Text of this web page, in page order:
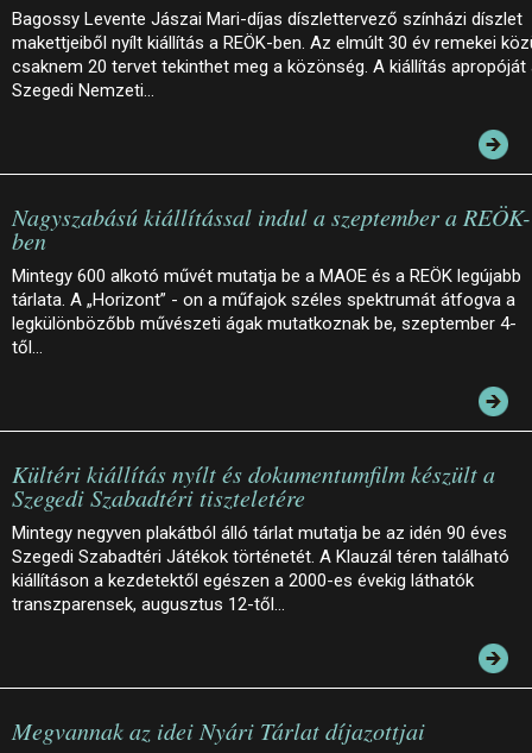
Bagossy Levente Jászai Mari-díjas díszlettervező színházi díszlet
makettjeiből nyílt kiállítás a REÖK-ben. Az elmúlt 30 év remekei
csaknem 20 tervet tekinthet meg a közönség. A kiállítás apropóját
Szegedi Nemzeti…
Nagyszabású kiállítással indul a szeptember a REÖK-
ben
Mintegy 600 alkotó művét mutatja be a MAOE és a REÖK legújabb
tárlata. A „Horizont” - on a műfajok széles spektrumát átfogva a
legkülönbözőbb művészeti ágak mutatkoznak be, szeptember 4-
től…
Kültéri kiállítás nyílt és dokumentumfilm készült a
Szegedi Szabadtéri tiszteletére
Mintegy negyven plakátból álló tárlat mutatja be az idén 90 éves
Szegedi Szabadtéri Játékok történetét. A Klauzál téren található
kiállításon a kezdetektől egészen a 2000-es évekig láthatók
transzparensek, augusztus 12-től…
Megvannak az idei Nyári Tárlat díjazottjai